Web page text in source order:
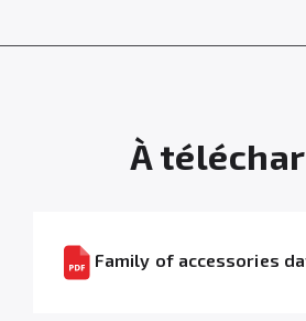
À
Family of accessories